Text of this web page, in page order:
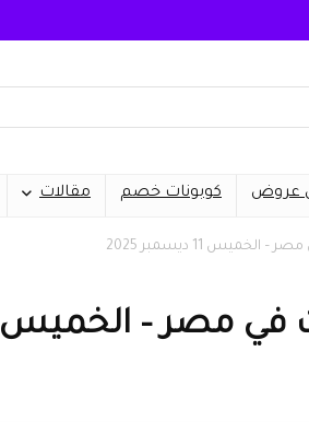
عروض كوبونات خصم مقالات
11 ديسمبر 2025
– الخميس 11 ديسمبر 2025